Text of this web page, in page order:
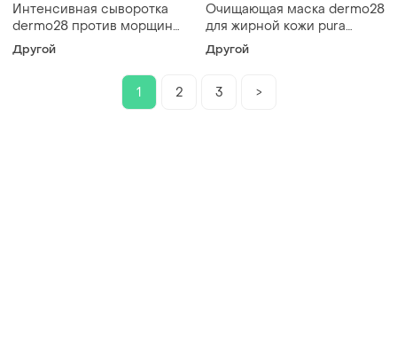
Интенсивная сыворотка
dermo28 против морщин
nutriage intensive complex
30 мл
Другой
Очищающая маска dermo28
для жирной кожи pura
purifying active mask 20 мл
Другой
1 2 3 >